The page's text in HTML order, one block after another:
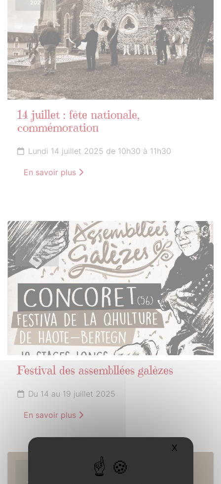
2025
14 juillet : fête nationale,
commémoration
Lundi 14 juillet 2025 de 10h30 à 11h30
En savoir plus
14
JUILLET
2025
Festival des assembllées galèzes
Du 14 au 19 juillet 2025
En savoir plus
X Masquer